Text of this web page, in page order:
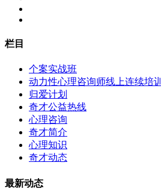
栏目
个案实战班
动力性心理咨询师线上连续培训
归爱计划
奇才公益热线
心理咨询
奇才简介
心理知识
奇才动态
最新动态